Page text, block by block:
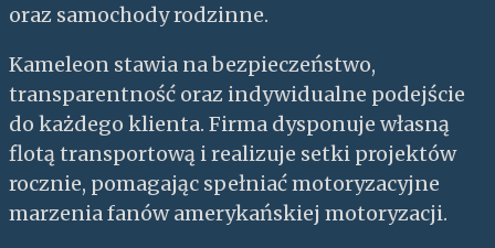
oraz samochody rodzinne.
Kameleon stawia na bezpieczeństwo,
transparentność oraz indywidualne podejście
do każdego klienta. Firma dysponuje własną
flotą transportową i realizuje setki projektów
rocznie, pomagając spełniać motoryzacyjne
marzenia fanów amerykańskiej motoryzacji.